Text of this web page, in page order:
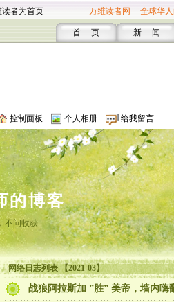
读者为首页 万维读者网 -- 全球华
首 页 新 闻
控制面板 个人相册 给我留言
的博客
不问收获
网络日志列表 【2021-03】
战狼阿拉斯加 ”胜” 美帝，墙内嗨